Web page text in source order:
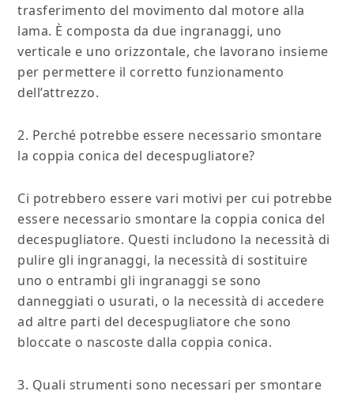
trasferimento del movimento dal motore alla
lama. È composta da due ingranaggi, uno
verticale e uno orizzontale, che lavorano insieme
per permettere il corretto funzionamento
dell’attrezzo.
2. Perché potrebbe essere necessario smontare
la coppia conica del decespugliatore?
Ci potrebbero essere vari motivi per cui potrebbe
essere necessario smontare la coppia conica del
decespugliatore. Questi includono la necessità di
pulire gli ingranaggi, la necessità di sostituire
uno o entrambi gli ingranaggi se sono
danneggiati o usurati, o la necessità di accedere
ad altre parti del decespugliatore che sono
bloccate o nascoste dalla coppia conica.
3. Quali strumenti sono necessari per smontare